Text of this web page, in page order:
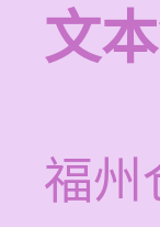
文本
福州